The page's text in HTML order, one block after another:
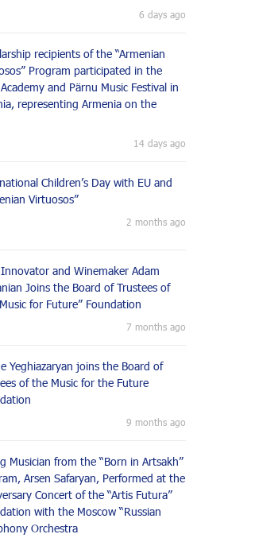
6 days ago
recipients of the “Armenian
Program participated in the
and Pärnu Music Festival in
representing Armenia on the
14 days ago
Children’s Day with EU and
Virtuosos”
2 months ago
Innovator and Winemaker Adam
Joins the Board of Trustees of
for Future” Foundation
7 months ago
Yeghiazaryan joins the Board of
of the Music for the Future
9 months ago
Musician from the “Born in Artsakh”
Arsen Safaryan, Performed at the
Concert of the “Artis Futura”
with the Moscow “Russian
Orchestra